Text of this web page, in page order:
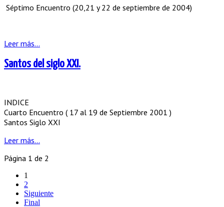
Séptimo Encuentro (20,21 y 22 de septiembre de 2004)
Leer más...
Santos del siglo XXI.
INDICE
Cuarto Encuentro ( 17 al 19 de Septiembre 2001 )
Santos Siglo XXI
Leer más...
Página 1 de 2
1
2
Siguiente
Final